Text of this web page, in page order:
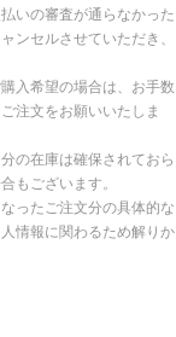
いの審査が通らなかった
ンセルさせていただき、
入希望の場合は、お手数
注文をお願いいたしま
の在庫は確保されておら
もございます。
ったご注文分の具体的な
情報に関わるため解りか